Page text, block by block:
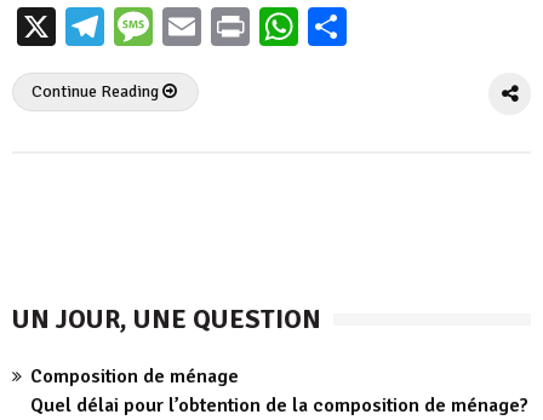
X Telegram
Message
EmailPrintWhatsApp
Continue Reading
UN JOUR, UNE QUESTION
Composition de ménage
Quel délai pour l’obtention de la composition de ménage?